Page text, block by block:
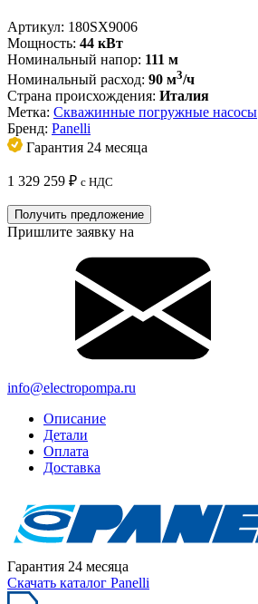
Артикул: 180SX9006
Мощность: 44 кВт
Номинальный напор: 111 м
Номинальный расход: 90 м3/ч
Страна происхождения: Италия
Метка: Скважинные погружные насосы
Бренд: Panelli
Гарантия 24 месяца
1 329 259 ₽ с НДС
Получить предложение
Пришлите заявку на
info@electropompa.ru
Описание
Детали
Оплата
Доставка
Гарантия 24 месяца
Скачать каталог Panelli